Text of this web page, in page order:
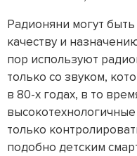
Радионяни могут
качеству и
пор используют
только со звуком,
в 80-х годах, в то
только
подобно детским